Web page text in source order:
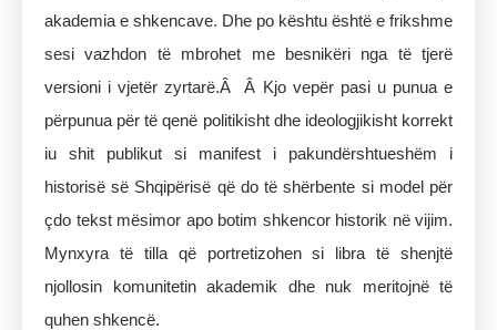
akademia e shkencave. Dhe po kështu është e frikshme
sesi vazhdon të mbrohet me besnikëri nga të tjerë
versioni i vjetër zyrtarë.Â Â Kjo vepër pasi u punua e
përpunua për të qenë politikisht dhe ideologjikisht korrekt
iu shit publikut si manifest i pakundërshtueshëm i
historisë së Shqipërisë që do të shërbente si model për
çdo tekst mësimor apo botim shkencor historik në vijim.
Mynxyra të tilla që portretizohen si libra të shenjtë
njollosin komunitetin akademik dhe nuk meritojnë të
quhen shkencë.